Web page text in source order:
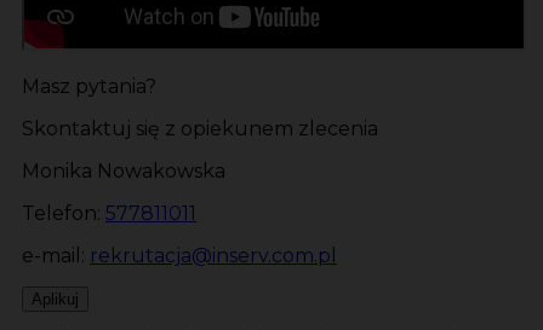
Masz pytania?
Skontaktuj się z opiekunem zlecenia
Monika Nowakowska
Telefon: 577811011
e-mail: rekrutacja@inserv.com.pl
Aplikuj